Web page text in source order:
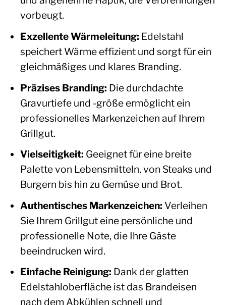
vorbeugt.
Exzellente Wärmeleitung: Edelstahl
speichert Wärme effizient und sorgt für ein
gleichmäßiges und klares Branding.
Präzises Branding: Die durchdachte
Gravurtiefe und -größe ermöglicht ein
professionelles Markenzeichen auf Ihrem
Grillgut.
Vielseitigkeit: Geeignet für eine breite
Palette von Lebensmitteln, von Steaks und
Burgern bis hin zu Gemüse und Brot.
Authentisches Markenzeichen: Verleihen
Sie Ihrem Grillgut eine persönliche und
professionelle Note, die Ihre Gäste
beeindrucken wird.
Einfache Reinigung: Dank der glatten
Edelstahloberfläche ist das Brandeisen
nach dem Abkühlen schnell und